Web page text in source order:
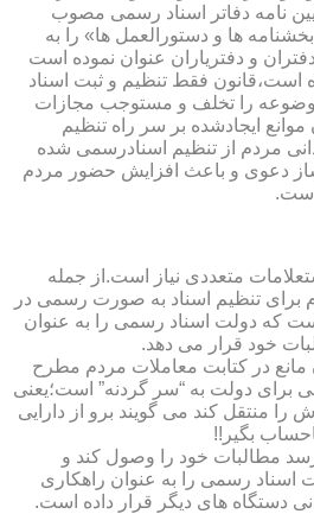
است ولی ماده ۲۹ آیین نامه دفاتر اسناد رسمی مصوب
بخشنامه ها و دستورالعمل ها» را به
و دفتریاران عنوان نموده است
است،قانون فقط تنظیم و ثبت اسناد
را تخلف و مستوجب مجازات
ایجادشده بر سر راه تنظیم
مردم از تنظیم اسنادرسمی شده
دعوی و باعث افزایش حضور مردم
متعددی نیاز است.از جمله
برای تنظیم اسناد به صورت رسمی در
که دولت اسناد رسمی را به عنوان
خود قرار می دهد.
مانع در کتابت معاملات مردم مطرح
دولت به “سر گردنه” است؛یعنی
منتقل کند می گویند برو از دارایی
بگیر!!
مطالبات خود را وصول کند و
اسناد رسمی را به عنوان راهکاری
دستگاه های دیگر قرار داده است.